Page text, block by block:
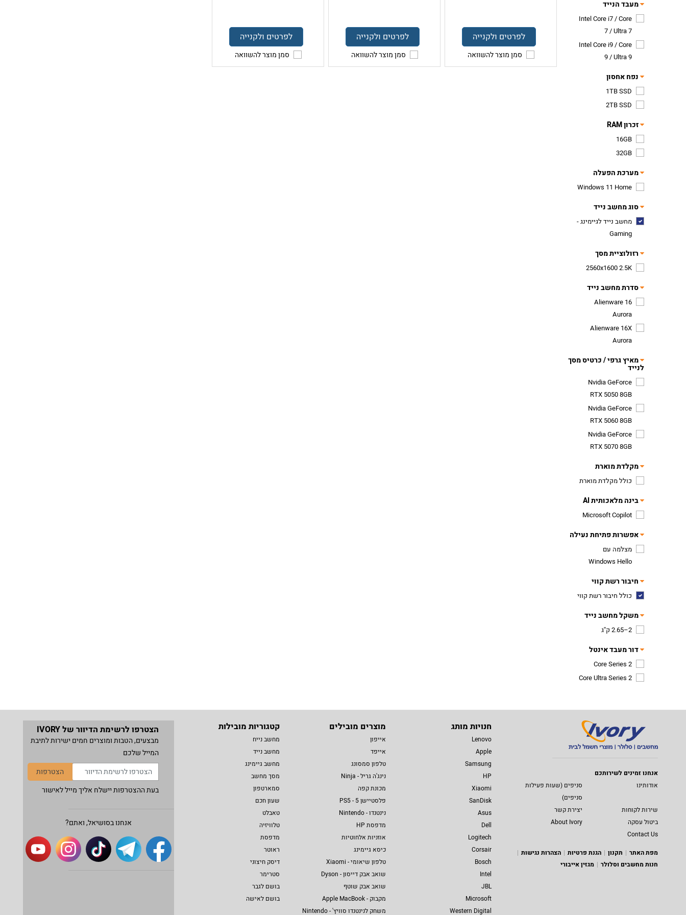
מעבד הנייד
Intel Core i7 / Core
7 / Ultra 7
Intel Core i9 / Core
9 / Ultra 9
נפח אחסון
1TB SSD
2TB SSD
זכרון RAM
16GB
32GB
מערכת הפעלה
Windows 11 Home
סוג מחשב נייד
מחשב נייד לגיימינג -
Gaming
רזולוציית מסך
2560x1600 2.5K
סדרת מחשב נייד
Alienware 16
Aurora
Alienware 16X
Aurora
מאיץ גרפי / כרטיס מסך
לנייד
Nvidia GeForce
RTX 5050 8GB
Nvidia GeForce
RTX 5060 8GB
Nvidia GeForce
RTX 5070 8GB
מקלדת מוארת
כולל מקלדת מוארת
בינה מלאכותית AI
Microsoft Copilot
אפשרות פתיחת נעילה
מצלמה עם
Windows Hello
חיבור רשת קווי
כולל חיבור רשת קווי
משקל מחשב נייד
2–2.65 ק''ג
דור מעבד אינטל
Core Series 2
Core Ultra Series 2
לפרטים ולקנייה
סמן מוצר להשוואה
לפרטים ולקנייה
סמן מוצר להשוואה
לפרטים ולקנייה
סמן מוצר להשוואה
אנחנו זמינים לשירותכם
אודותינו
סניפים (שעות פעילות
סניפים)
שירות לקוחות
יצירת קשר
ביטול עסקה
About Ivory
Contact Us
מפת האתר
תקנון הגנת פרטיות
הצהרות נגישות
חנות מחשבים וסלולר
מגזין אייבורי
חנויות מותג
Lenovo
Apple
Samsung
HP
Xiaomi
SanDisk
Asus
Dell
Logitech
Corsair
Bosch
Intel
JBL
Microsoft
Western Digital
מוצרים מובילים
אייפון
אייפד
טלפון סמסונג
נינג'ה גריל - Ninja
מכונת קפה
פלסטיישן 5 - PS5
נינטנדו - Nintendo
מדפסת HP
אוזניות אלחוטיות
כיסא גיימינג
טלפון שיאומי - Xiaomi
שואב אבק דייסון - Dyson
שואב אבק שוטף
מקבוק - Apple MacBook
משחק לנינטנדו סוויץ' - Nintendo
קטגוריות מובילות
מחשב נייח
מחשב נייד
מחשב גיימינג
מסך מחשב
סמארטפון
שעון חכם
טאבלט
טלוויזיה
מדפסת
ראוטר
דיסק חיצוני
סטרימר
בושם לגבר
בושם לאישה
הצטרפו לרשימת הדיוור של IVORY
מבצעים, הטבות ומוצרים חמים ישירות לתיבת
המייל שלכם
הצטרפות
בעת ההצטרפות יישלח אליך מייל לאישור
אנחנו בסושיאל, ואתם?